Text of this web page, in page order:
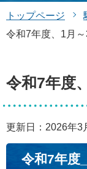
トップページ
令和7年度、1月～
令和7年度
更新日：2026年3
令和7年度